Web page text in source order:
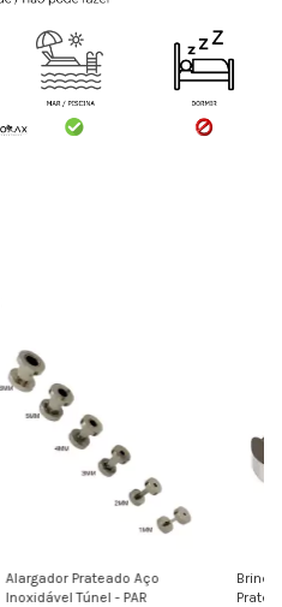
Alargador Prateado Aço
Inoxidável Túnel - PAR